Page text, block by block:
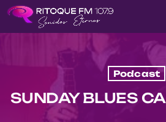
Podcast
SUNDAY BLUES